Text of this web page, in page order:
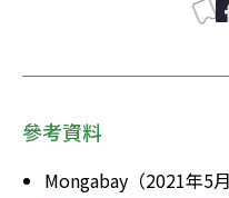
參考資料
Mongabay（2021年5